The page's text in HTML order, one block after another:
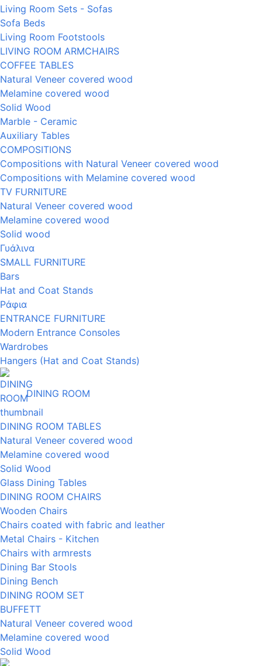
Living Room Sets - Sofas
Sofa Beds
Living Room Footstools
LIVING ROOM ARMCHAIRS
COFFEE TABLES
Natural Veneer covered wood
Melamine covered wood
Solid Wood
Marble - Ceramic
Auxiliary Tables
COMPOSITIONS
Compositions with Natural Veneer covered wood
Compositions with Melamine covered wood
TV FURNITURE
Natural Veneer covered wood
Melamine covered wood
Solid wood
Γυάλινα
SMALL FURNITURE
Bars
Hat and Coat Stands
Ράφια
ENTRANCE FURNITURE
Modern Entrance Consoles
Wardrobes
Hangers (Hat and Coat Stands)
DINING ROOM
DINING ROOM TABLES
Natural Veneer covered wood
Melamine covered wood
Solid Wood
Glass Dining Tables
DINING ROOM CHAIRS
Wooden Chairs
Chairs coated with fabric and leather
Metal Chairs - Kitchen
Chairs with armrests
Dining Bar Stools
Dining Bench
DINING ROOM SET
BUFFETT
Natural Veneer covered wood
Melamine covered wood
Solid Wood